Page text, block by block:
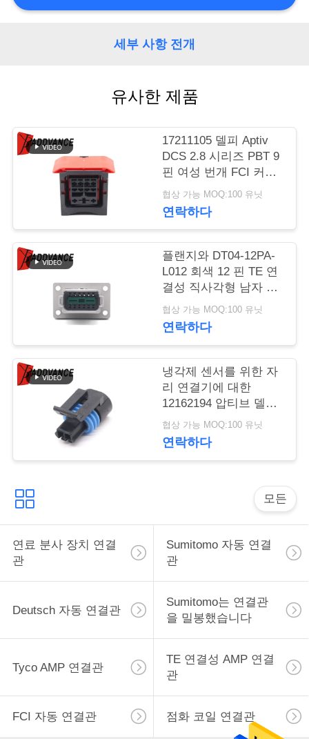
연
세
문
을
세
요
사
이
트
맵
개
세부 사항 전개
유사한 제품
17211105 델피 Aptiv
DCS 2.8 시리즈 PBT 9
핀 여성 번개 FCI 커넥
터
협상 가능 MOQ:100 유닛
연락하다
플랜지와 DT04-12PA-
L012 회색 12 핀 TE 연
결성 직사각형 남자 자
동차 연결기
협상 가능 MOQ:100 유닛
연락하다
냉각제 센서를 위한 자
리 연결기에 대한
12162194 압티브 델포
이 메트리 팩 150.2 시
리즈 여성 2 핀 당기기
협상 가능 MOQ:100 유닛
연락하다
모든
연료 분사 장치 연결
관
Sumitomo 자동 연결
관
Deutsch 자동 연결관
Sumitomo는 연결관
을 밀봉했습니다
Tyco AMP 연결관
TE 연결성 AMP 연결
관
FCI 자동 연결관 점화 코일 연결관